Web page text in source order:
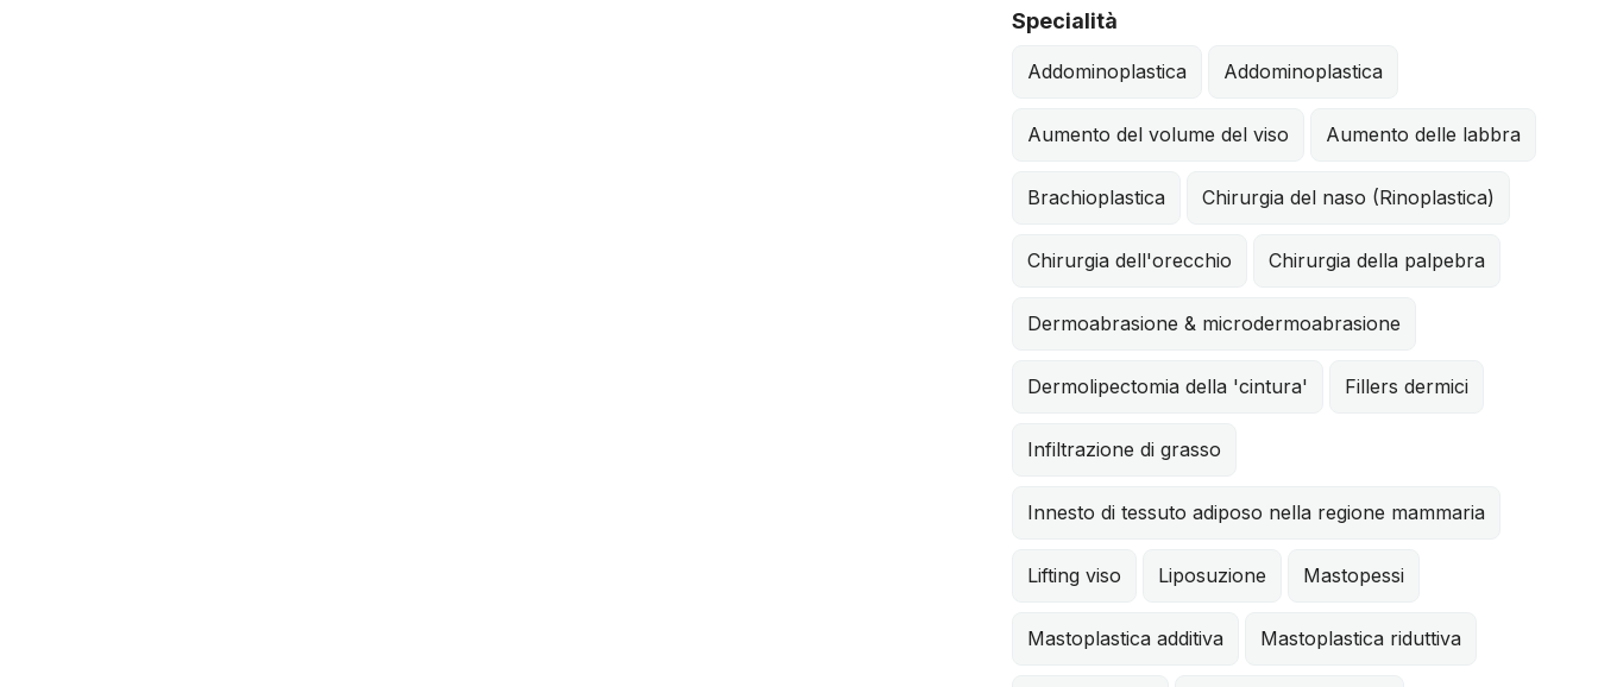
Specialità
Addominoplastica Addominoplastica
Aumento del volume del viso Aumento delle labbra
Brachioplastica Chirurgia del naso (Rinoplastica)
Chirurgia dell'orecchio Chirurgia della palpebra
Dermoabrasione & microdermoabrasione
Dermolipectomia della 'cintura' Fillers dermici
Infiltrazione di grasso
Innesto di tessuto adiposo nella regione mammaria
Lifting viso Liposuzione Mastopessi
Mastoplastica additiva Mastoplastica riduttiva